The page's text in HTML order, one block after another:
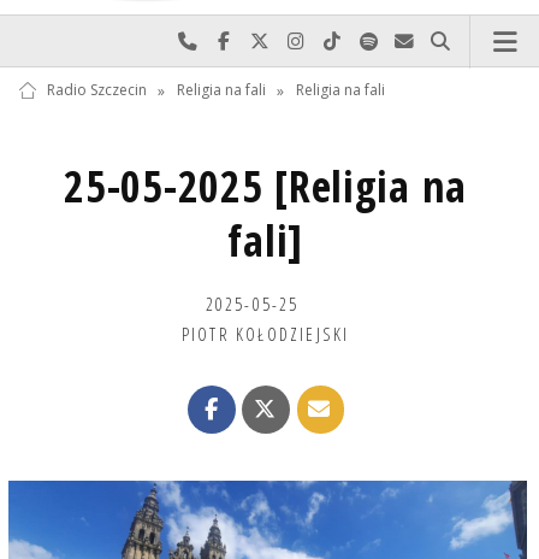
Najlepiej po prostu do nas zadzwoń
Odwiedź nas na Facebook-u
Odwiedź nas na X
Odwiedź nas na Instagram-ie
Odwiedź nas na TikTok-u
Szukaj nas na Spotify
Wyślij do nas
Szukaj
Radio Szczecin » Religia na fali » Religia na fali
25-05-2025 [Religia na
fali]
2025-05-25
PIOTR KOŁODZIEJSKI